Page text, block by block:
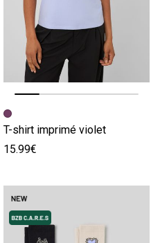
Image précédente
Image suivante
T-shirt imprimé violet
15.99€